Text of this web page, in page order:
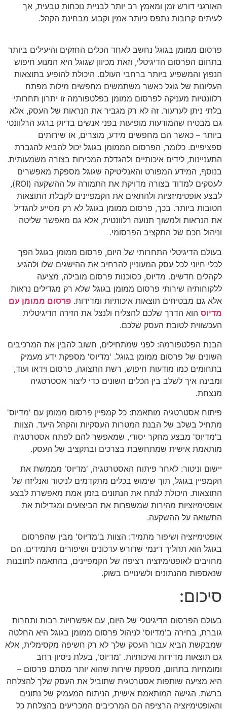
האורגני דורש זמן ומאמץ רב יותר לבניית נוכחות טבעית, אך
לעיתים קרובות נתפס כיותר אמין וקבוע מבחינת הקהל.
פרסום ממומן בגוגל נחשב לאחד הכלים החזקים והיעילים ביותר
בתחום הפרסום הדיגיטלי, וזאת מכיוון שגוגל היא המנוע חיפוש
הנפוץ והמשפיע ביותר ברחבי העולם. היכולת להופיע בתוצאות
העליונות של גוגל כאשר משתמשים מחפשים מילות מפתח
רלוונטיות מעניקה לפרסום ממומן בפלטפורמה זו יתרון תחרותי
בלתי ניתן לערעור. זה לא רק מגביר את הנראות של העסק, אלא
גם מבטיח שהמודעות מופיעות בפני אנשים בדיוק ברגע הרלוונטי
ביותר – כאשר הם מחפשים מידע, מוצרים, או שירותים
ספציפיים. כלומר, הפרסום הממומן בגוגל יכול להביא להגברת
התעניינות, לידים איכותיים ולהגדלת המכירות בצורה משמעותית.
בנוסף, המידע המפורט והאנליטיקה שגוגל מספקת מאפשרים
לעסקים למדוד בצורה מדויקת את התמורה על ההשקעה (ROI),
לבצע אופטימיזציות ולהתאים את הקמפיינים לקבלת התוצאות
הטובות ביותר. בכך, פרסום ממומן בגוגל לא רק מסייע להגדיל
את הנראות ולמשוך תנועה רלוונטית, אלא גם מאפשר שליטה
וניהול חכם של התקציב הפרסומי.
בעולם הדיגיטלי התחרותי של היום, פרסום ממומן בגוגל הפך
לכלי חיוני לכל עסק המעוניין להרחיב את ההישגים שלו ולהגיע
לקהלים חדשים. מדיוס, כסוכנות פרסום מובילה, מציעה
ללקוחותיה שירותי פרסום ממומן בגוגל שלא רק מגדילים נראות
אלא גם מבטיחים תוצאות איכותיות ומדידות. פרסום ממומן עם
מדיוס הוא הדרך שלכם להצליח ולנצל את הזירה הדיגיטלית
העכשווית לטובת העסק שלכם.
הבנת הפלטפורמה: לפני שמתחילים, חשוב להבין את המרכיבים
השונים של פרסום ממומן בגוגל. 'מדיוס' מספקת ידע מעמיק
בתחומים כמו מודעות חיפוש, רשת התצוגה, פרסום וידאו ועוד,
ומבינה איך לשלב בין הכלים השונים כדי ליצור אסטרטגיה
מנצחת.
פיתוח אסטרטגיה מותאמת: כל קמפיין פרסום ממומן עם 'מדיוס'
מתחיל בשלב של הבנת המטרות העסקיות והקהל היעד. הצוות
ב'מדיוס' מבצע מחקר יסודי, שמאפשר להם לפתח אסטרטגיה
מותאמת אישית שמתחשבת בצרכים ובתקציב של העסק.
יישום וניטור: לאחר פיתוח האסטרטגיה, 'מדיוס' מממשת את
הקמפיין בגוגל, תוך שימוש בכלים מתקדמים לניטור ואנליזה של
התוצאות. היכולת לנתח את הנתונים בזמן אמת מאפשרת לבצע
אופטימיזציות מהירות שמשפרות את הביצועים ומגדילות את
התשואה על ההשקעה.
אופטימיזציה ושיפור מתמיד: הצוות ב'מדיוס' מבין שהפרסום
בגוגל הוא תהליך דינמי שדורש עדכונים ושיפורים מתמידים. הם
מחויבים לאופטימיזציה רציפה של הקמפיינים, בהתאמה לתובנות
שנאספות מהנתונים ולשינויים בשוק.
סיכום:
בעולם הפרסום הדיגיטלי של היום, עם אפשרויות רבות ותחרות
גוברת, בחירה ב'מדיוס' לניהול פרסום ממומן בגוגל היא החלטה
שמבקשת הביא עבור העסק שלך לא רק חשיפה מקסימלית, אלא
גם תוצאות מדידות ואיכותיות. 'מדיוס', בעלת ניסיון רחב
ומומחיות בתחום, מספקת שירות שהוא יותר מסתם פרסום –
היא מציעה שותפות אסטרטגית שתוביל את העסק שלך להצלחה
ברשת. הגישה המותאמת אישית, הניתוח המעמיק של נתונים
והאופטימיזציה הרציפה הם המרכיבים המכריעים בהצלחת כל